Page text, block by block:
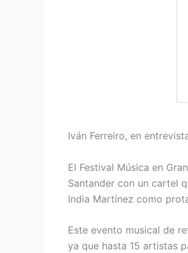
Iván Ferreiro, en
El Festival Música en
Santander con un cartel
India Martínez como
Este evento musical de
ya que hasta 15 artistas